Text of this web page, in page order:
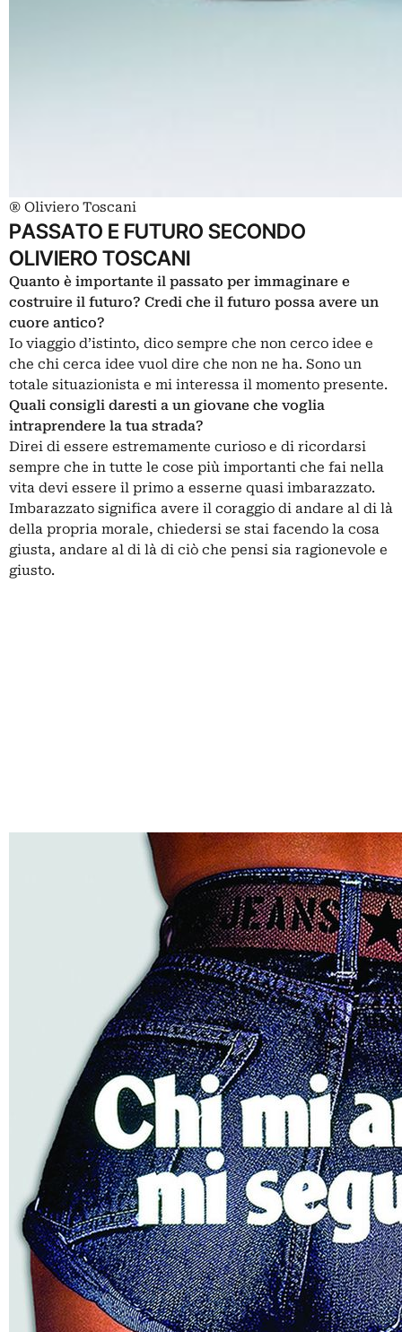
® Oliviero Toscani
PASSATO E FUTURO SECONDO
OLIVIERO TOSCANI
Quanto è importante il passato per immaginare e
costruire il futuro? Credi che il futuro possa avere un
cuore antico?
Io viaggio d’istinto, dico sempre che non cerco idee e
che chi cerca idee vuol dire che non ne ha. Sono un
totale situazionista e mi interessa il momento presente.
Quali consigli daresti a un giovane che voglia
intraprendere la tua strada?
Direi di essere estremamente curioso e di ricordarsi
sempre che in tutte le cose più importanti che fai nella
vita devi essere il primo a esserne quasi imbarazzato.
Imbarazzato significa avere il coraggio di andare al di là
della propria morale, chiedersi se stai facendo la cosa
giusta, andare al di là di ciò che pensi sia ragionevole e
giusto.